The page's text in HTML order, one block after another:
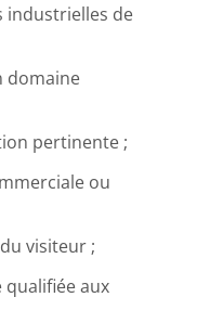
industrielles de
domaine
pertinente ;
ou
visiteur ;
aux